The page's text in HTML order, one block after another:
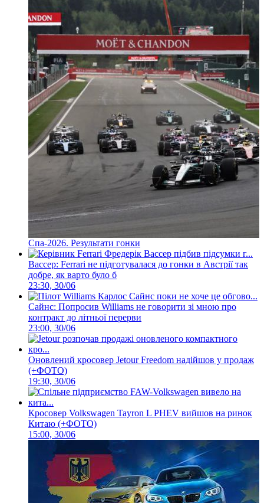
Спа-2026. Результати гонки
Вассер: Ferrari не підготувалася до гонки в Австрії так
добре, як варто було б
23:30, 30/06
Сайнс: Попросив Williams не говорити зі мною про
контракт до літньої перерви
23:00, 30/06
Оновлений кросовер Jetour Freedom надійшов у продаж
(+ФОТО)
19:30, 30/06
Кросовер Volkswagen Tayron L PHEV вийшов на ринок
Китаю (+ФОТО)
15:00, 30/06